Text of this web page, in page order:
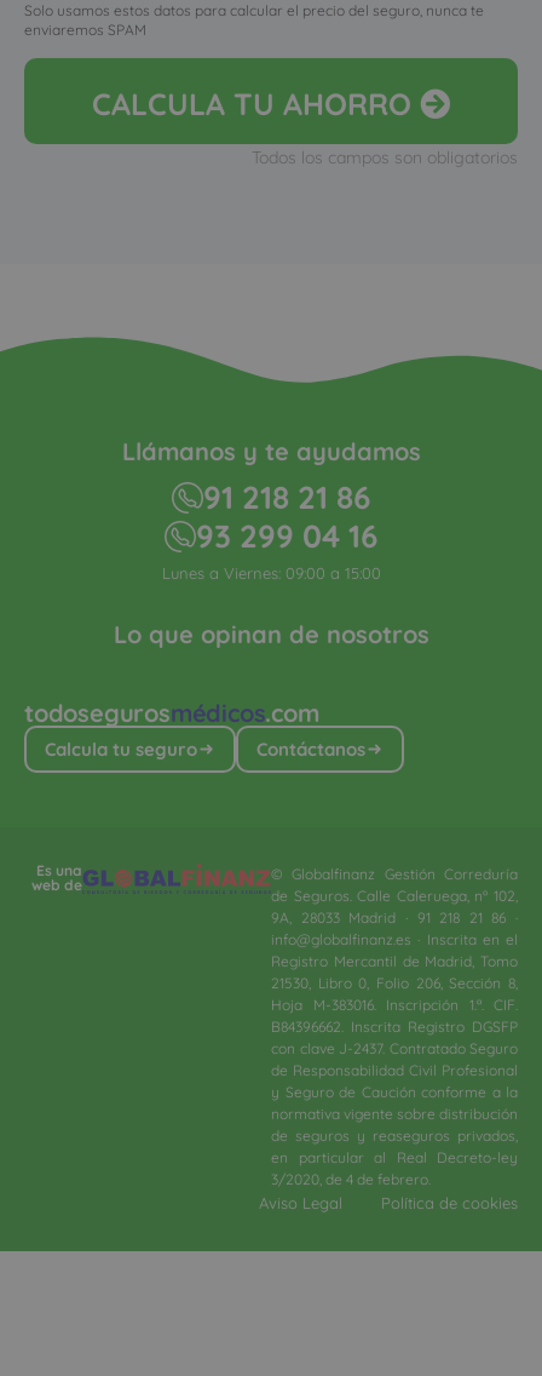
Solo usamos estos datos para calcular el precio del seguro, nunca te
enviaremos SPAM
CALCULA TU AHORRO
Todos los campos son obligatorios
todosegurosmédicos.com
Calcula tu seguro Contáctanos
Lo que opinan de nosotros
Llámanos y te ayudamos
91 218 21 86
93 299 04 16
Lunes a Viernes: 09:00 a 15:00
Es una
web de
© Globalfinanz Gestión Correduría
de Seguros. Calle Caleruega, nº 102,
9A, 28033 Madrid · 91 218 21 86 ·
info@globalfinanz.es · Inscrita en el
Registro Mercantil de Madrid, Tomo
21530, Libro 0, Folio 206, Sección 8,
Hoja M-383016. Inscripción 1.ª. CIF.
B84396662. Inscrita Registro DGSFP
con clave J-2437. Contratado Seguro
de Responsabilidad Civil Profesional
y Seguro de Caución conforme a la
normativa vigente sobre distribución
de seguros y reaseguros privados,
en particular al Real Decreto-ley
3/2020, de 4 de febrero.​
Aviso Legal Política de cookies